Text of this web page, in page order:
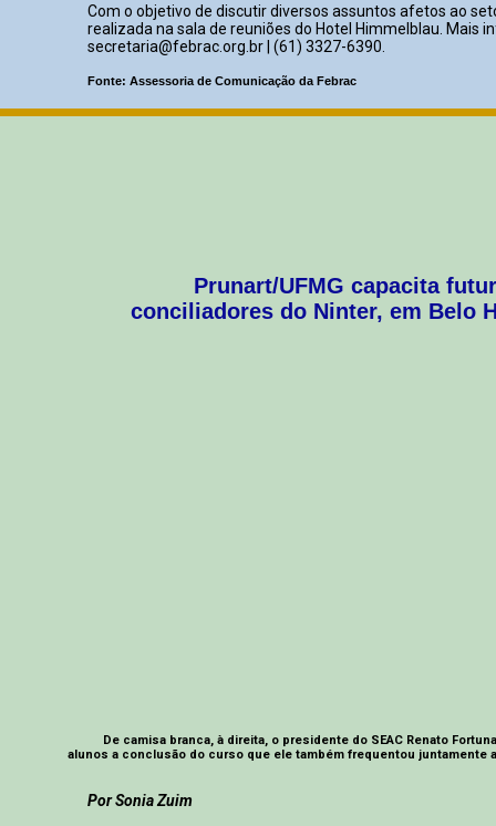
Com o objetivo de discutir diversos assuntos afetos ao
realizada na sala de reuniões do Hotel Himmelblau. Mais
secretaria@febrac.org.br | (61) 3327-6390.
Fonte: Assessoria de Comunicação da Febrac
Prunart/UFMG capacita
conciliadores do Ninter, em Belo
De camisa branca, à direita, o presidente do SEAC Renato
alunos a conclusão do curso que ele também frequentou juntamente
Por Sonia Zuim